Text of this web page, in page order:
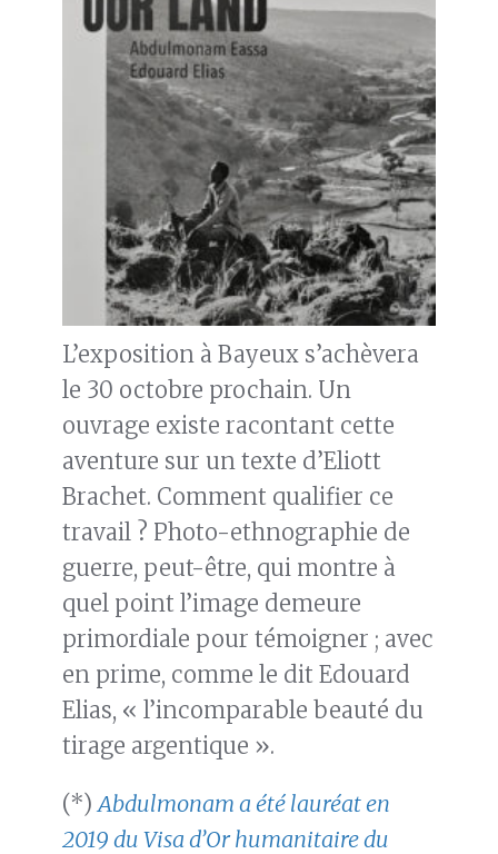
L’exposition à Bayeux s’achèvera
le 30 octobre prochain. Un
ouvrage existe racontant cette
aventure sur un texte d’Eliott
Brachet. Comment qualifier ce
travail ? Photo-ethnographie de
guerre, peut-être, qui montre à
quel point l’image demeure
primordiale pour témoigner ; avec
en prime, comme le dit Edouard
Elias, « l’incomparable beauté du
tirage argentique ».
(*) Abdulmonam a été lauréat en
2019 du Visa d’Or humanitaire du